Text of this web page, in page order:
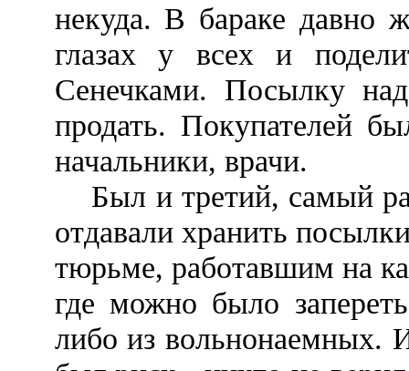
некуда. В бараке давно
глазах у всех и
Сенечками. Посылку
продать. Покупателей
начальники, врачи.
Был и третий, самый
отдавали хранить
тюрьме, работавшим на
где можно было
либо из вольнонаемных.